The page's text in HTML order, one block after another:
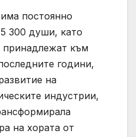
постоянно
300 души, като
принадлежат към
години,
на
индустрии,
на хората от